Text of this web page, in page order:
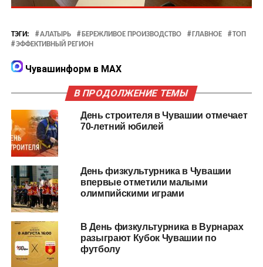
ТЭГИ: АЛАТЫРЬ БЕРЕЖЛИВОЕ ПРОИЗВОДСТВО ГЛАВНОЕ
ТОП
ЭФФЕКТИВНЫЙ РЕГИОН
Чувашинформ в MAX
В ПРОДОЛЖЕНИЕ ТЕМЫ
День строителя в Чувашии отмечает
70-летний юбилей
День физкультурника в Чувашии
впервые отметили малыми
олимпийскими играми
В День физкультурника в Вурнарах
разыграют Кубок Чувашии по
футболу